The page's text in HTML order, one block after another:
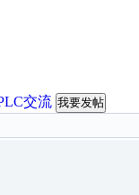
交流 我要发帖